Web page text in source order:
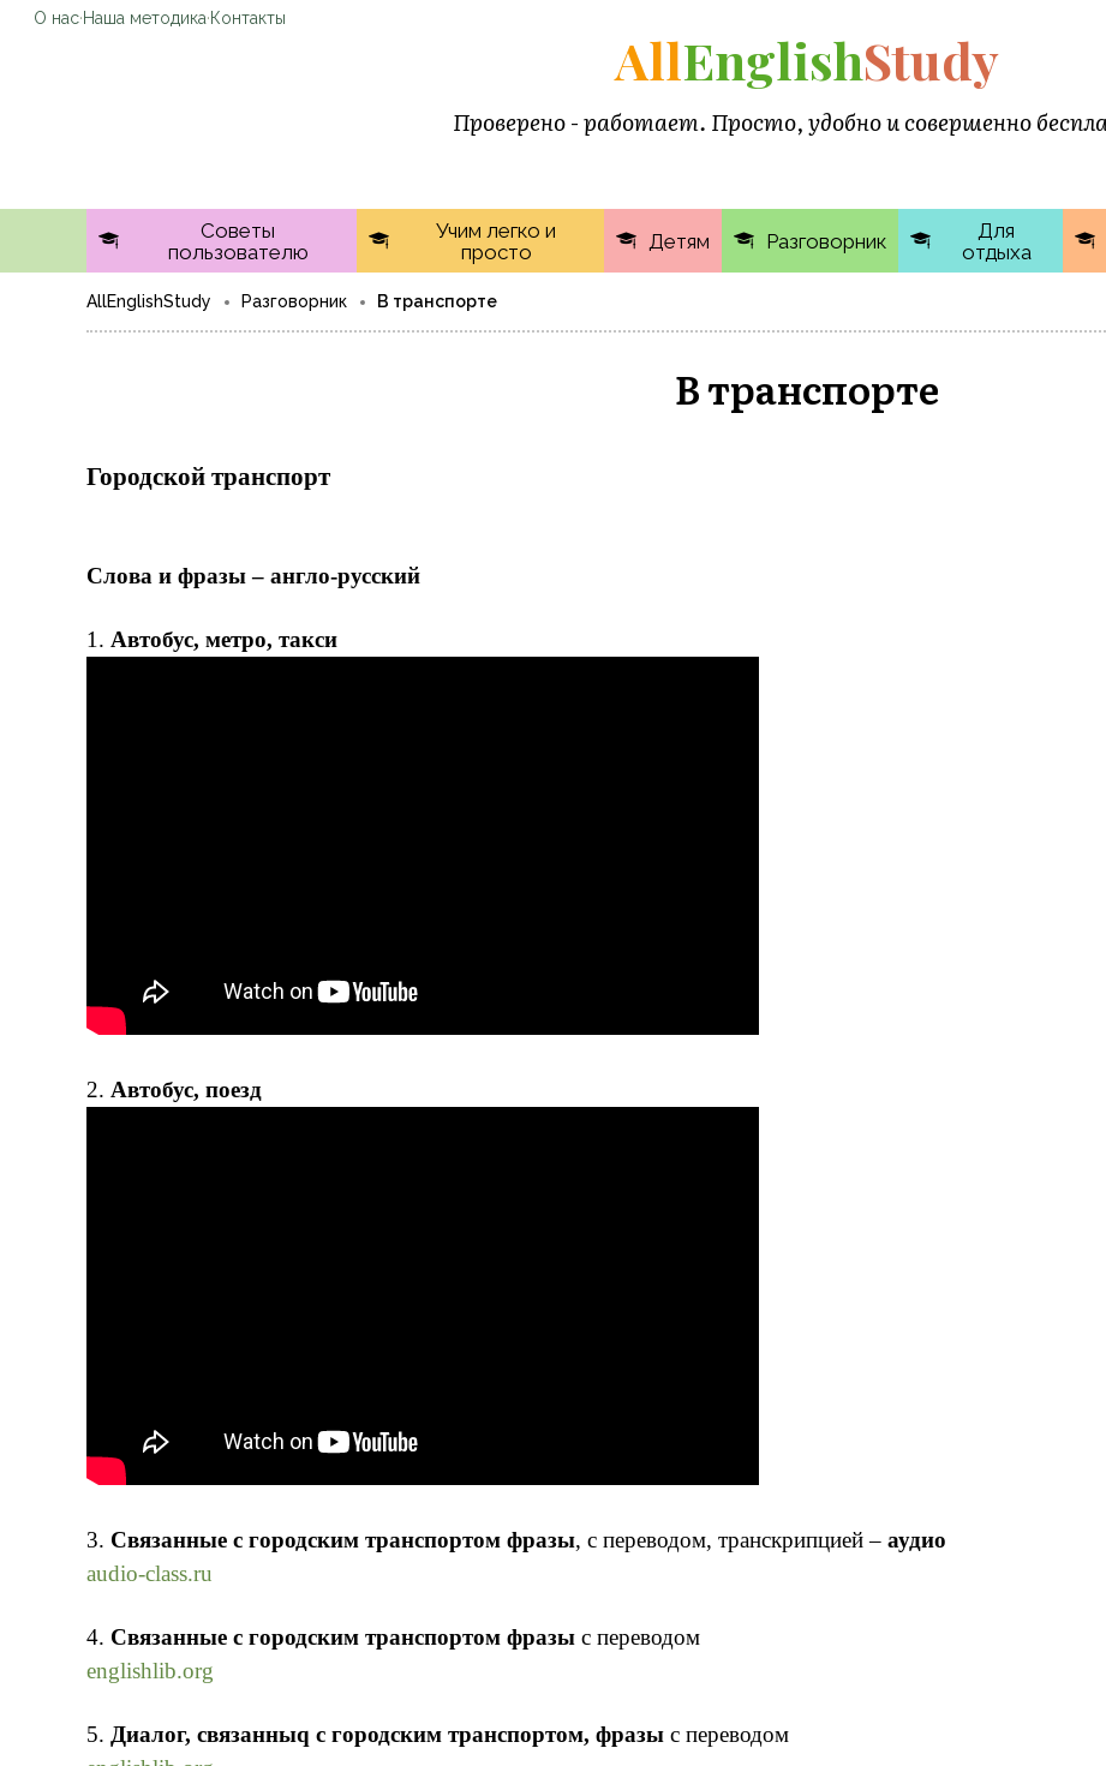
О нас·Наша методика·Контакты
AllEnglishStudy
Проверено - работает. Просто, удобно и совершенно
Советы
пользователю
Учим легко и
просто
Детям Разговорник
Для
отдыха
AllEnglishStudy Разговорник В транспорте
В транспорте
Городской транспорт
Слова и фразы – англо-русский
1. Автобус, метро, такси
2. Автобус, поезд
3. Связанные с городским транспортом фразы, с переводом, транскрипцией – аудио
audio-class.ru
4. Связанные с городским транспортом фразы с переводом
englishlib.org
5. Диалог, связанныq с городским транспортом, фразы с переводом